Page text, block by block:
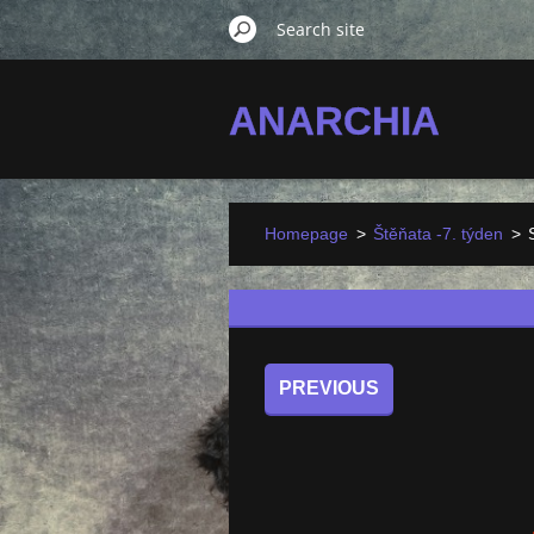
ANARCHIA
Homepage > Štěňata -7. týden >
PREVIOUS